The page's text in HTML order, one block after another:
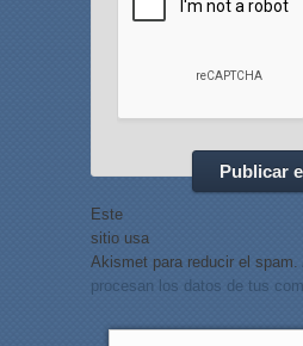
Este
sitio usa
Akismet para reducir el spam.
procesan los datos de tus